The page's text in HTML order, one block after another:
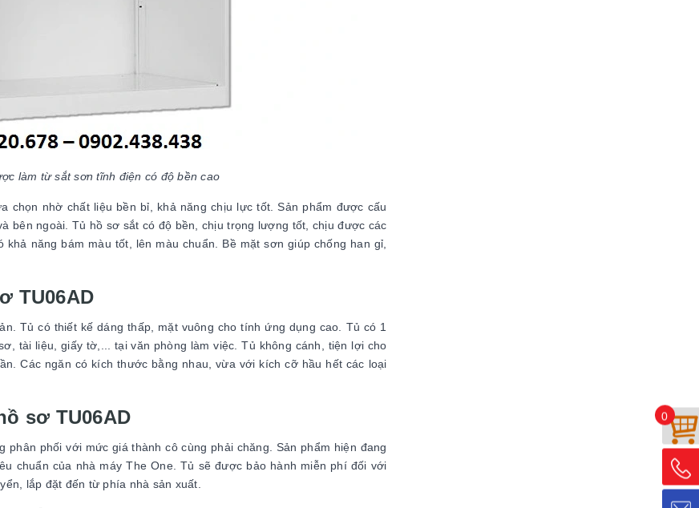
làm từ sắt sơn tĩnh điện có độ bền cao
chọn nhờ chất liệu bền bỉ, khả năng chịu lực tốt. Sản phẩm được cấu
bên ngoài. Tủ hồ sơ sắt có độ bền, chịu trọng lượng tốt, chịu được các
năng bám màu tốt, lên màu chuẩn. Bề mặt sơn giúp chống han gỉ,
TU06AD
Tủ có thiết kế dáng thấp, mặt vuông cho tính ứng dụng cao. Tủ có 1
tài liệu, giấy tờ,... tại văn phòng làm việc. Tủ không cánh, tiện lợi cho
Các ngăn có kích thước bằng nhau, vừa với kích cỡ hầu hết các loại
sơ TU06AD
phối với mức giá thành cô cùng phải chăng. Sản phẩm hiện đang
chuẩn của nhà máy The One. Tủ sẽ được bảo hành miễn phí đối với
lắp đặt đến từ phía nhà sản xuất.
0